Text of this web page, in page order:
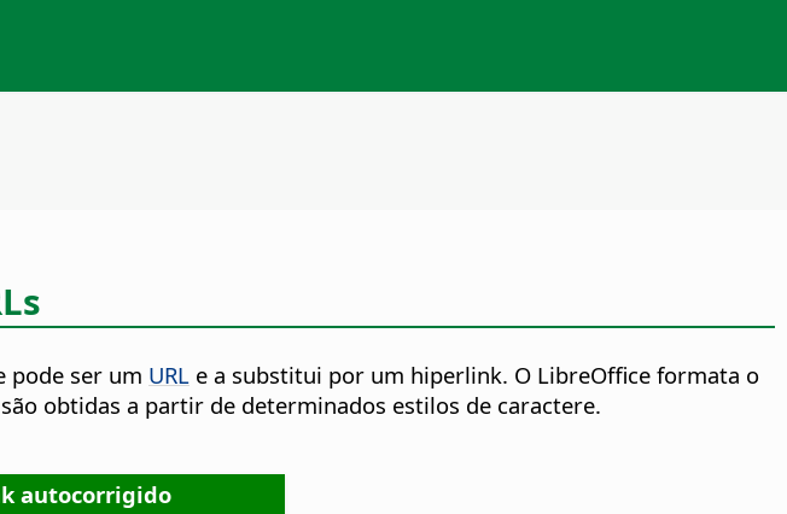
pode ser um URL e a substitui por um hiperlink. O LibreOffice formata o
obtidas a partir de determinados estilos de caractere.
autocorrigido